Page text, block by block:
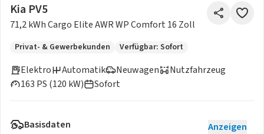
Kia PV5
71,2 kWh Cargo Elite AWR WP Comfort 16 Zoll
Privat- & Gewerbekunden Verfügbar: Sofort
Elektro
Neuwagen
163 PS (120 kW)
Automatik
Nutzfahrzeug
Sofort
Basisdaten Anzeigen